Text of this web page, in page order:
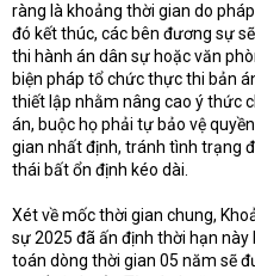
ràng là khoảng thời gian do
đó kết thúc, các bên đương sự
thi hành án dân sự hoặc văn
biện pháp tổ chức thực thi bản
thiết lập nhằm nâng cao ý thức
án, buộc họ phải tự bảo vệ
gian nhất định, tránh tình trạng
thái bất ổn định kéo dài.
Xét về mốc thời gian chung,
sự 2025 đã ấn định thời hạn
toán dòng thời gian 05 năm sẽ